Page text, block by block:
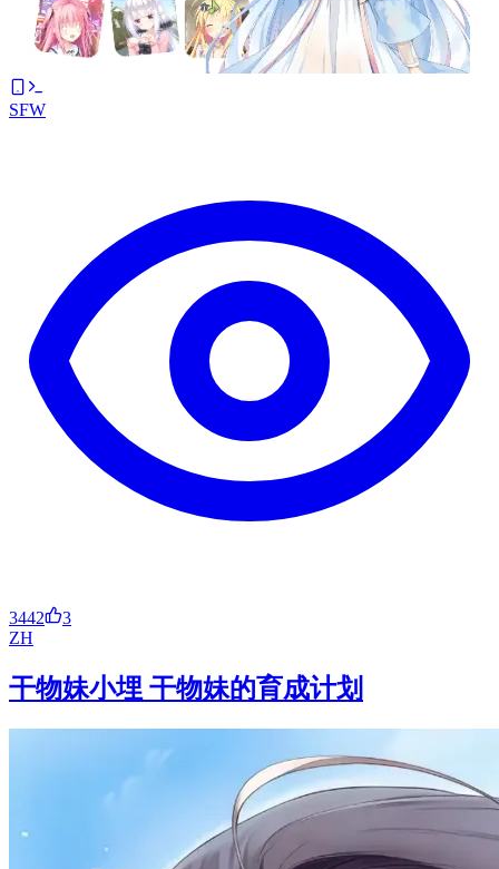
SFW
3442
3
ZH
干物妹小埋 干物妹的育成计划